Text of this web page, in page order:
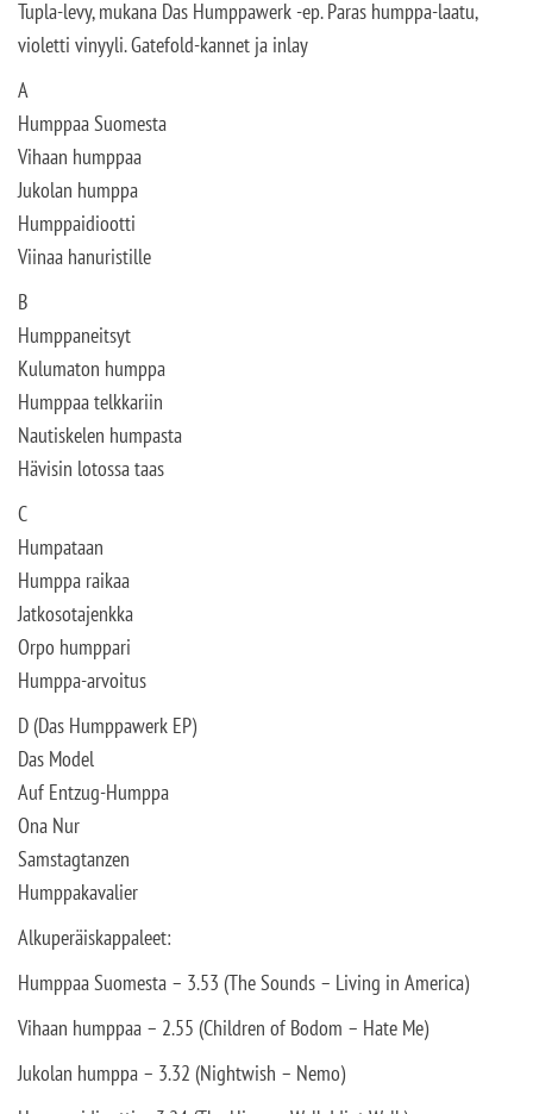
Tupla-levy, mukana Das Humppawerk -ep. Paras humppa-laatu,
violetti vinyyli. Gatefold-kannet ja inlay
A
Humppaa Suomesta
Vihaan humppaa
Jukolan humppa
Humppaidiootti
Viinaa hanuristille
B
Humppaneitsyt
Kulumaton humppa
Humppaa telkkariin
Nautiskelen humpasta
Hävisin lotossa taas
C
Humpataan
Humppa raikaa
Jatkosotajenkka
Orpo humppari
Humppa-arvoitus
D (Das Humppawerk EP)
Das Model
Auf Entzug-Humppa
Ona Nur
Samstagtanzen
Humppakavalier
Alkuperäiskappaleet:
Humppaa Suomesta – 3.53 (The Sounds – Living in America)
Vihaan humppaa – 2.55 (Children of Bodom – Hate Me)
Jukolan humppa – 3.32 (Nightwish – Nemo)